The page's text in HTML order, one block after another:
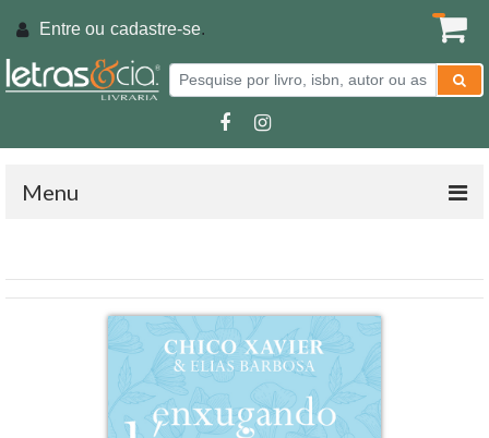
Entre ou cadastre-se.
Menu